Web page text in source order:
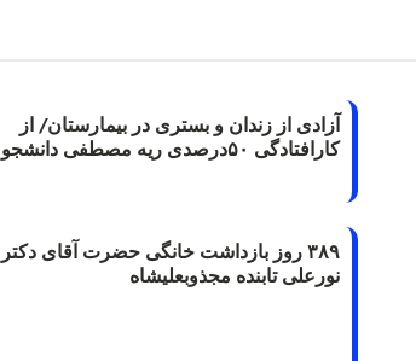
آزادی از زندان و بستری در بیمارستان/ از
کارافتادگی ۵۰درصدی ریه مصطفی دانشجو
۳۸۹ روز بازداشت خانگی حضرت آقای دکتر
نورعلی تابنده مجذوبعلیشاه